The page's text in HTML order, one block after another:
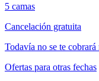
5 camas
Cancelación gratuita
Todavía no se te cobrará
Ofertas para otras fechas